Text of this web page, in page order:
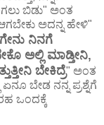
ಬಿಡು" ಅಂತ
ಅದನ್ನ ಹೇಳಿ"
ನಿನಗೆ
ಅಲ್ಲಿ ಮಾಡ್ತೀನಿ,
ಬೇಕಿದ್ರೆ" ಅಂತ
ಬೇಡ ನನ್ನ ಪ್ರಶ್ನೆಗೆ
ಒಂದಕ್ಕೆ